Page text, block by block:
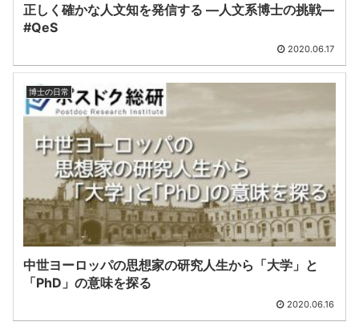
正しく確かな人文知を発信する ―人文系博士の挑戦―
#QeS
2020.06.17
博士の日常
中世ヨーロッパの思想家の研究人生から「大学」と
「PhD」の意味を探る
2020.06.16